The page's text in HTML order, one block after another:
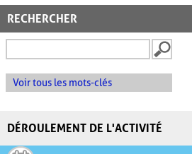
RECHERCHER
Voir tous les mots-clés
DÉROULEMENT DE L'ACTIVITÉ